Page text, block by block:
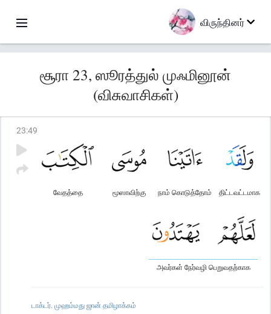
விருந்தினர்
சூரா 23, ஸூரத்துல் முஃமினூன்
(விசுவாசிகள்)
23:49
திட்டவட்டமாக
நாம் கொடுத்தோம்
மூஸாவிற்கு
வேதத்தை
அவர்கள் நேர்வழி பெறுவதற்காக
டாக்டர். முஹம்மது ஜான் தமிழாக்கம்